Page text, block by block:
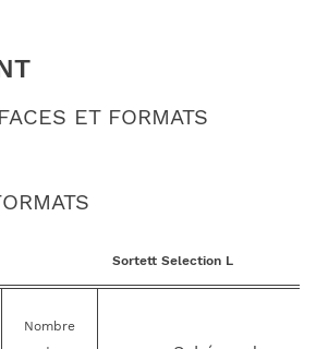
ET FORMATS
Sortett Selection L
Nombre